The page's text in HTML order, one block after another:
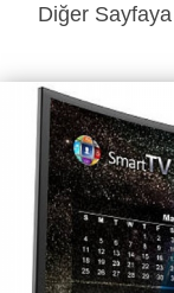
Diğer